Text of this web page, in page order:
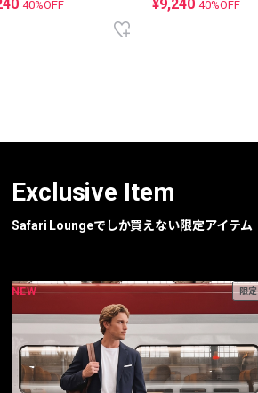
40%OFF ¥9,24040%OFF
Exclusive Item
Safari Loungeでしか買えない限定アイテム
NEW 限定